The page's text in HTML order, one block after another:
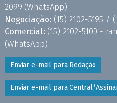
2099 (WhatsApp)
Negociação: (15) 2102-5195 /
Comercial: (15) 2102-5100 -
(WhatsApp)
Enviar e-mail para Redação
Enviar e-mail para Central/